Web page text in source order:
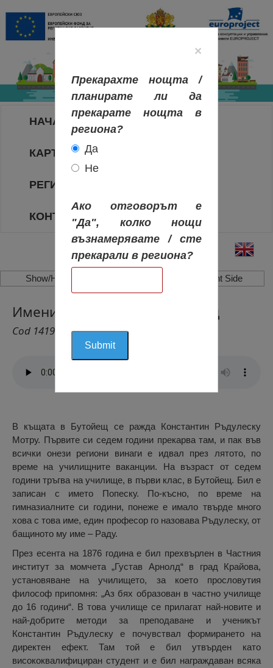
НАЧАЛО
КАРТА НА РЕГИОНИТЕ
РЕГИОНИ
КОНТАКТИ
Show/Hide Left Side Show/Hide Right Side
Имението Радуцещи, Бутойещ
Cod 1419
В къщата в Бутойещ се ражда Константин Ръдулеску
Мотру. Първите си седем години прекарва там, и пак във
всички онези региони винаги е идвал през лятото, по
време на училищните ваканции. На възраст от седем
години тръгва на училище, в първи клас, в Бутойещ. Бил е
записан с името Попеску. По-късно, по време на
гимназиалните си години, понеже е имало твърде много
хова с това име, един професор го назовава Ръдулеску, от
бащиното му име – Раду.
През есента на 1876 година е бил прехвърлен в Частния
институт за момчета „Густав Арнолд“ в град Крайова,
установяване на училището, за което прословутия
философ припомня: „Аз бях образован в частно училище
до 16 години“. В това училище се прилагат най-новите и
най-добрите методи за преподаване и ученикът
Константин Ръдулеску е почувствал формирането на
директен ефект. Там той е бил утвърден като
висококвалифициран студент и е бил награждаван всяка
×
Прекарахте нощта /
планирате ли да
прекарате нощта в
региона?
Да
Не
Ако отговорът е
"Да", колко нощи
възнамерявате / сте
прекарали в региона?